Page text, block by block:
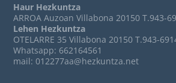
Haur Hezkuntza
ARROA Auzoan Villabona 20150 T.943-
Lehen Hezkuntza
OTELARRE 35 Villabona 20150 T.943-
Whatsapp: 662164561
mail: 012277aa@hezkuntza.net